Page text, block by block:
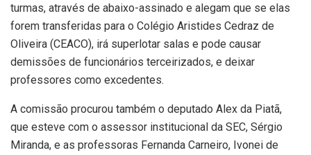
turmas, através de abaixo-assinado e alegam que se elas
forem transferidas para o Colégio Aristides Cedraz de
Oliveira (CEACO), irá superlotar salas e pode causar
demissões de funcionários terceirizados, e deixar
professores como excedentes.
A comissão procurou também o deputado Alex da Piatã,
que esteve com o assessor institucional da SEC, Sérgio
Miranda, e as professoras Fernanda Carneiro, Ivonei de